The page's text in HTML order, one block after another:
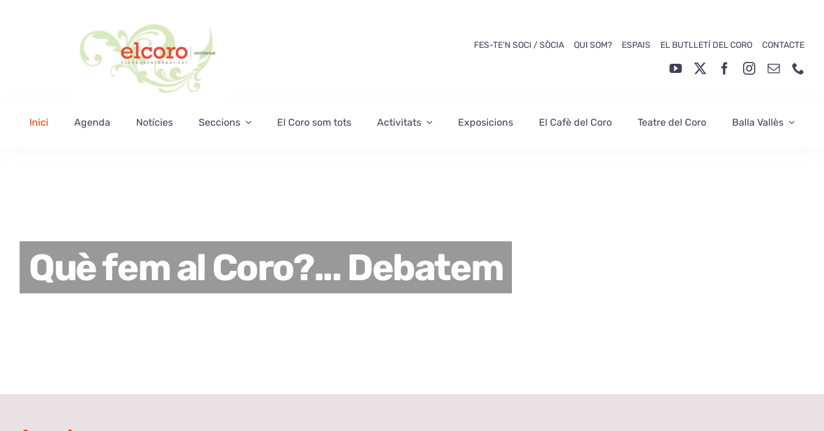
FES-TE’N SOCI / SÒCIA QUI SOM? ESPAIS EL BUTLLETÍ DEL CORO CONTACTE
Inici Agenda Notícies Seccions El Coro som tots Activitats Exposicions El Cafè del Coro Teatre del Coro Balla Vallès
Què fem al Coro?... Debatem